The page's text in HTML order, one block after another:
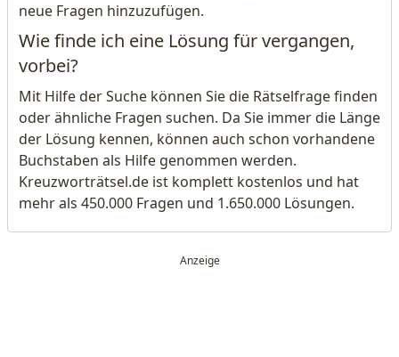
neue Fragen hinzuzufügen.
Wie finde ich eine Lösung für vergangen,
vorbei?
Mit Hilfe der Suche können Sie die Rätselfrage finden
oder ähnliche Fragen suchen. Da Sie immer die Länge
der Lösung kennen, können auch schon vorhandene
Buchstaben als Hilfe genommen werden.
Kreuzworträtsel.de ist komplett kostenlos und hat
mehr als 450.000 Fragen und 1.650.000 Lösungen.